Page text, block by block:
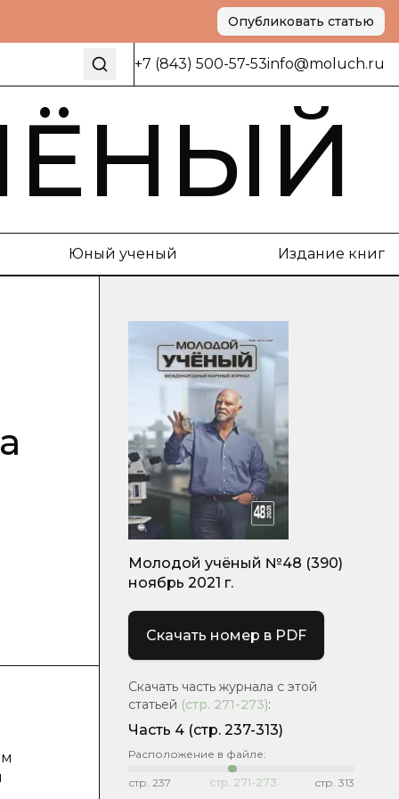
Опубликовать статью
+7 (843) 500-57-53info@moluch.ru
Юный ученый Издание книг
Молодой учёный №48 (390)
ноябрь 2021 г.
Скачать номер в PDF
Скачать часть журнала с этой
статьей (стр. 271-273):
Часть 4 (стр. 237-313)
Расположение в файле:
стр. 237 стр. 271-273 стр. 313